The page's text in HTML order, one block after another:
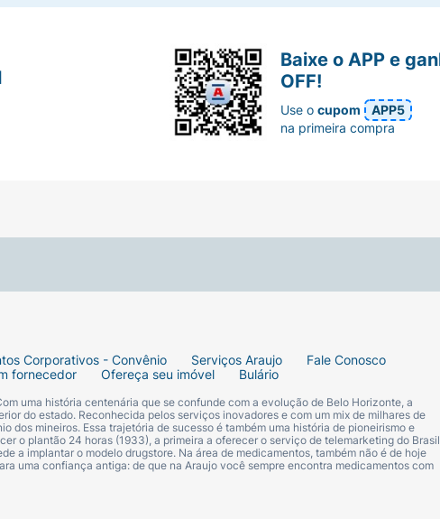
Corporativos - Convênio Serviços Araujo
Fale Conosco
fornecedor Ofereça seu imóvel Bulário
uma história centenária que se confunde com a evolução de Belo Horizonte, a
do estado. Reconhecida pelos serviços inovadores e com um mix de milhares de
dos mineiros. Essa trajetória de sucesso é também uma história de pioneirismo e
o plantão 24 horas (1933), a primeira a oferecer o serviço de telemarketing do Brasil
a implantar o modelo drugstore. Na área de medicamentos, também não é de hoje
uma confiança antiga: de que na Araujo você sempre encontra medicamentos com
Baixe o APP e
OFF!
Use ocupom
APP5
na primeira compra